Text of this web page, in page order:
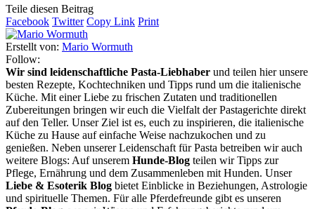
Teile diesen Beitrag
Facebook Twitter Copy Link Print
Erstellt von: Mario Wormuth
Follow:
Wir sind leidenschaftliche Pasta-Liebhaber und teilen hier unsere
besten Rezepte, Kochtechniken und Tipps rund um die italienische
Küche. Mit einer Liebe zu frischen Zutaten und traditionellen
Zubereitungen bringen wir euch die Vielfalt der Pastagerichte direkt
auf den Teller. Unser Ziel ist es, euch zu inspirieren, die italienische
Küche zu Hause auf einfache Weise nachzukochen und zu
genießen. Neben unserer Leidenschaft für Pasta betreiben wir auch
weitere Blogs: Auf unserem Hunde-Blog teilen wir Tipps zur
Pflege, Ernährung und dem Zusammenleben mit Hunden. Unser
Liebe & Esoterik Blog bietet Einblicke in Beziehungen, Astrologie
und spirituelle Themen. Für alle Pferdefreunde gibt es unseren